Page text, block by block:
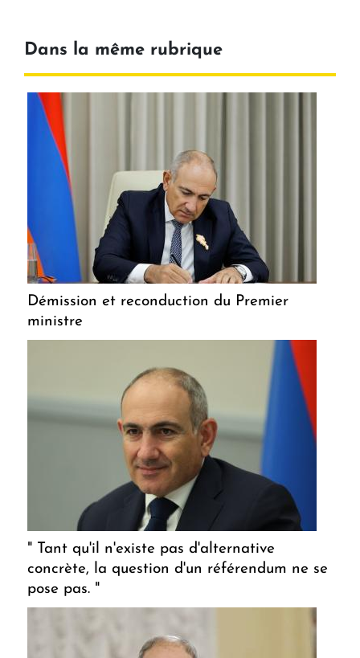
Dans la même rubrique
Démission et reconduction du Premier
ministre
" Tant qu'il n'existe pas d'alternative
concrète, la question d'un référendum ne se
pose pas. "